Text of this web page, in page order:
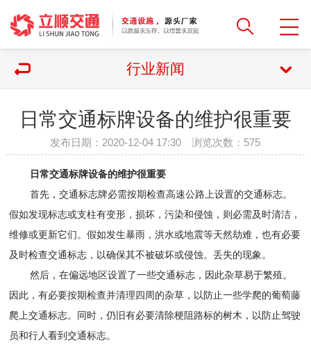
行业新闻
​日常交通标牌设备的维护很重要
发布日期：2020-12-04 17:30 浏览次数： 575
日常交通标牌设备的维护很重要
首先，交通标志牌必需按期检查高速公路上设置的交通标志。
假如发现标志或支柱有变形，损坏，污染和侵蚀，则必需及时清洁，
维修或更新它们。假如发生暴雨，洪水或地震等天然劫难，也有必要
及时检查交通标志，以确保其不被破坏或侵蚀。丢失的现象。
然后，在偏远地区设置了一些交通标志，因此杂草易于繁殖。
因此，有必要按期检查并清理四周的杂草，以防止一些学爬的葡萄藤
爬上交通标志。同时，仍旧有必要清除梗阻路标的树木，以防止驾驶
员和行人看到交通标志。